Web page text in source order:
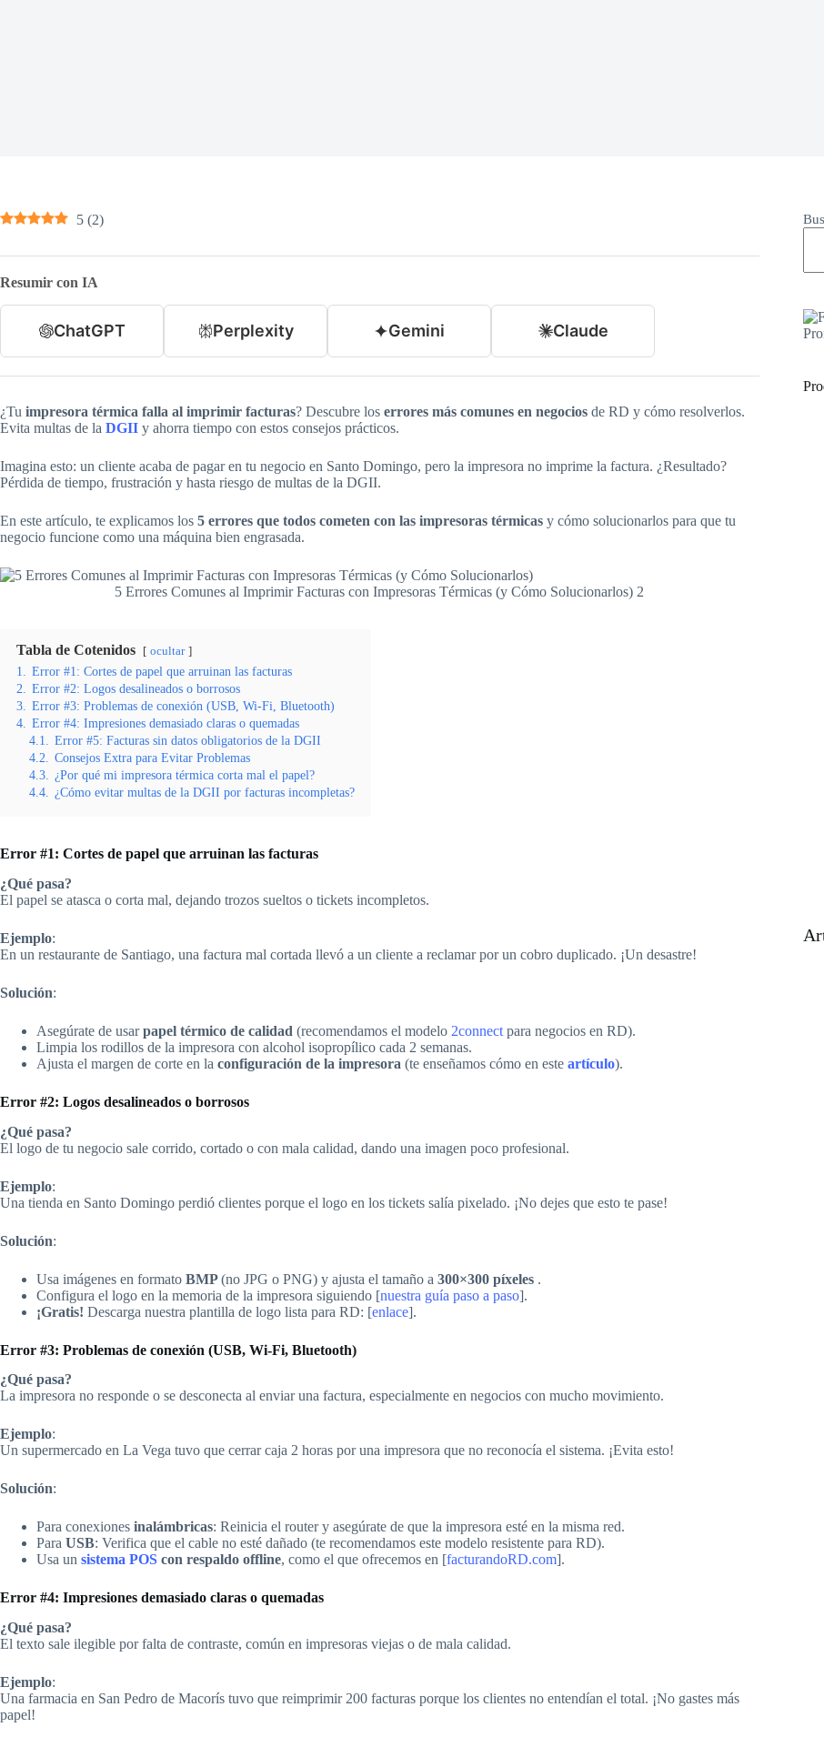
5 (2)
Resumir con IA
ChatGPT Perplexity Gemini Claude
¿Tu impresora térmica falla al imprimir facturas? Descubre los errores más comunes en negocios de RD y cómo resolverlos.
Evita multas de la DGII y ahorra tiempo con estos consejos prácticos.
Imagina esto: un cliente acaba de pagar en tu negocio en Santo Domingo, pero la impresora no imprime la factura. ¿Resultado?
Pérdida de tiempo, frustración y hasta riesgo de multas de la DGII.
En este artículo, te explicamos los 5 errores que todos cometen con las impresoras térmicas y cómo solucionarlos para que tu
negocio funcione como una máquina bien engrasada.
5 Errores Comunes al Imprimir Facturas con Impresoras Térmicas (y Cómo Solucionarlos) 2
Tabla de Cotenidos ocultar
1.
Error #1: Cortes de papel que arruinan las facturas
2.
Error #2: Logos desalineados o borrosos
3.
Error #3: Problemas de conexión (USB, Wi-Fi, Bluetooth)
4.
Error #4: Impresiones demasiado claras o quemadas
4.1.
Error #5: Facturas sin datos obligatorios de la DGII
4.2.
Consejos Extra para Evitar Problemas
4.3.
¿Por qué mi impresora térmica corta mal el papel?
4.4.
¿Cómo evitar multas de la DGII por facturas incompletas?
Error #1: Cortes de papel que arruinan las facturas
¿Qué pasa?
El papel se atasca o corta mal, dejando trozos sueltos o tickets incompletos.
Ejemplo:
En un restaurante de Santiago, una factura mal cortada llevó a un cliente a reclamar por un cobro duplicado. ¡Un desastre!
Solución:
Asegúrate de usarpapel térmico de calidad (recomendamos el modelo 2connect para negocios en RD).
Limpia los rodillos de la impresora con alcohol isopropílico cada 2 semanas.
Ajusta el margen de corte en la configuración de la impresora (te enseñamos cómo en este artículo).
Error #2: Logos desalineados o borrosos
¿Qué pasa?
El logo de tu negocio sale corrido, cortado o con mala calidad, dando una imagen poco profesional.
Ejemplo:
Una tienda en Santo Domingo perdió clientes porque el logo en los tickets salía pixelado. ¡No dejes que esto te pase!
Solución:
Usa imágenes en formato BMP(no JPG o PNG) y ajusta el tamaño a 300×300 píxeles .
Configura el logo en la memoria de la impresora siguiendo [nuestra guía paso a paso].
¡Gratis! Descarga nuestra plantilla de logo lista para RD: [enlace].
Error #3: Problemas de conexión (USB, Wi-Fi, Bluetooth)
¿Qué pasa?
La impresora no responde o se desconecta al enviar una factura, especialmente en negocios con mucho movimiento.
Ejemplo:
Un supermercado en La Vega tuvo que cerrar caja 2 horas por una impresora que no reconocía el sistema. ¡Evita esto!
Solución:
Para conexiones inalámbricas: Reinicia el router y asegúrate de que la impresora esté en la misma red.
Para USB: Verifica que el cable no esté dañado (te recomendamos este modelo resistente para RD).
Usa un sistema POS con respaldo offline, como el que ofrecemos en [facturandoRD.com].
Error #4: Impresiones demasiado claras o quemadas
¿Qué pasa?
El texto sale ilegible por falta de contraste, común en impresoras viejas o de mala calidad.
Ejemplo:
Una farmacia en San Pedro de Macorís tuvo que reimprimir 200 facturas porque los clientes no entendían el total. ¡No gastes más
papel!